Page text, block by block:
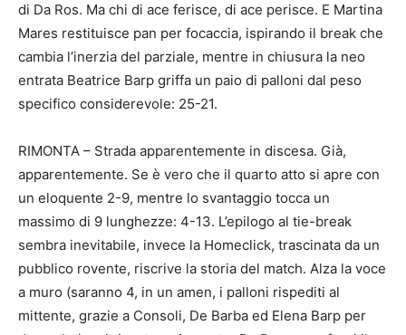
di Da Ros. Ma chi di ace ferisce, di ace perisce. E Martina
Mares restituisce pan per focaccia, ispirando il break che
cambia l’inerzia del parziale, mentre in chiusura la neo
entrata Beatrice Barp griffa un paio di palloni dal peso
specifico considerevole: 25-21.
RIMONTA – Strada apparentemente in discesa. Già,
apparentemente. Se è vero che il quarto atto si apre con
un eloquente 2-9, mentre lo svantaggio tocca un
massimo di 9 lunghezze: 4-13. L’epilogo al tie-break
sembra inevitabile, invece la Homeclick, trascinata da un
pubblico rovente, riscrive la storia del match. Alza la voce
a muro (saranno 4, in un amen, i palloni rispediti al
mittente, grazie a Consoli, De Barba ed Elena Barp per